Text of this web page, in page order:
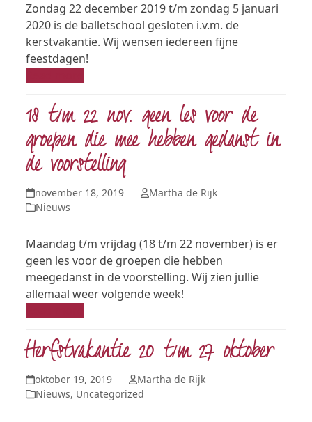
Zondag 22 december 2019 t/m zondag 5 januari
2020 is de balletschool gesloten i.v.m. de
kerstvakantie. Wij wensen iedereen fijne
feestdagen!
18 t/m 22 nov. geen les voor de
groepen die mee hebben gedanst in
de voorstelling
november 18, 2019
Martha de Rijk
Nieuws
Maandag t/m vrijdag (18 t/m 22 november) is er
geen les voor de groepen die hebben
meegedanst in de voorstelling. Wij zien jullie
allemaal weer volgende week!
Herfstvakantie 20 t/m 27 oktober
oktober 19, 2019
Martha de Rijk
Nieuws, Uncategorized